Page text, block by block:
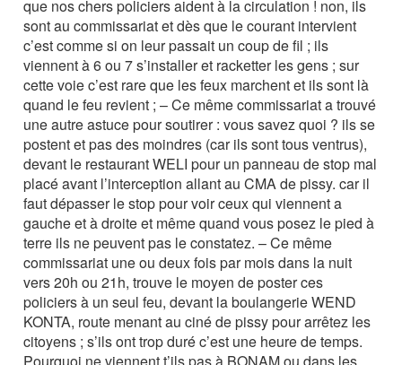
que nos chers policiers aident à la circulation ! non, ils
sont au commissariat et dès que le courant intervient
c’est comme si on leur passait un coup de fil ; ils
viennent à 6 ou 7 s’installer et racketter les gens ; sur
cette voie c’est rare que les feux marchent et ils sont là
quand le feu revient ; – Ce même commissariat a trouvé
une autre astuce pour soutirer : vous savez quoi ? ils se
postent et pas des moindres (car ils sont tous ventrus),
devant le restaurant WELI pour un panneau de stop mal
placé avant l’interception allant au CMA de pissy. car il
faut dépasser le stop pour voir ceux qui viennent a
gauche et à droite et même quand vous posez le pied à
terre ils ne peuvent pas le constatez. – Ce même
commissariat une ou deux fois par mois dans la nuit
vers 20h ou 21h, trouve le moyen de poster ces
policiers à un seul feu, devant la boulangerie WEND
KONTA, route menant au ciné de pissy pour arrêtez les
citoyens ; s’ils ont trop duré c’est une heure de temps.